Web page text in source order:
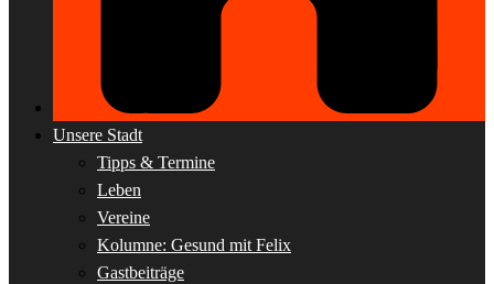
Unsere Stadt
Tipps & Termine
Leben
Vereine
Kolumne: Gesund mit Felix
Gastbeiträge